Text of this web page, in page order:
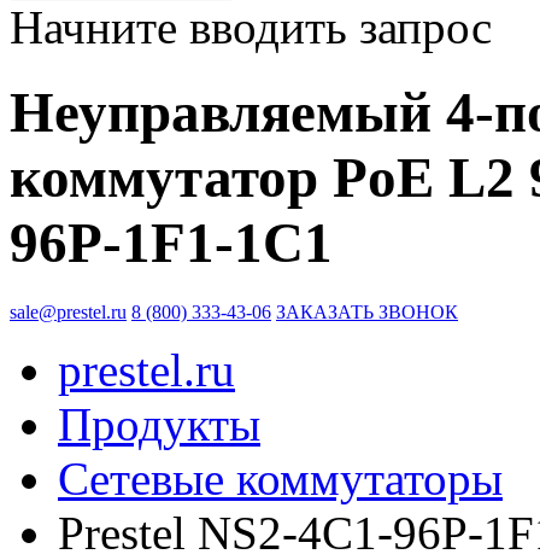
Начните вводить запрос
Неуправляемый 4-
коммутатор PoE L2
96P-1F1-1C1
sale@prestel.ru 8 (800) 333-43-06 ЗАКАЗАТЬ ЗВОНОК
prestel.ru
Продукты
Сетевые коммутаторы
Prestel NS2-4C1-96P-